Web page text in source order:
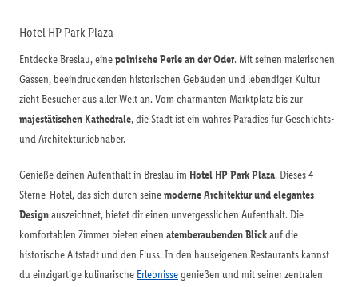
Hotel HP Park Plaza
Entdecke Breslau, einepolnische Perle an der Oder. Mit seinen malerischen
Gassen, beeindruckenden historischen Gebäuden und lebendiger Kultur
zieht Besucher aus aller Welt an. Vom charmanten Marktplatz bis zur
majestätischen Kathedrale, die Stadt ist ein wahres Paradies für Geschichts-
und Architekturliebhaber.
Genieße deinen Aufenthalt in Breslau im Hotel HP Park Plaza. Dieses 4-
Sterne-Hotel, das sich durch seinemoderne Architektur und elegantes
Designauszeichnet, bietet dir einen unvergesslichen Aufenthalt. Die
komfortablen Zimmer bieten einen atemberaubenden Blickauf die
historische Altstadt und den Fluss. In den hauseigenen Restaurants kannst
du einzigartige kulinarische Erlebnissegenießen und mit seiner zentralen